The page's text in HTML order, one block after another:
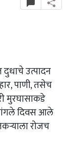
उत्पादन
पाणी, तसेच
मुरघासाकडे
दिवस आले
रोजच